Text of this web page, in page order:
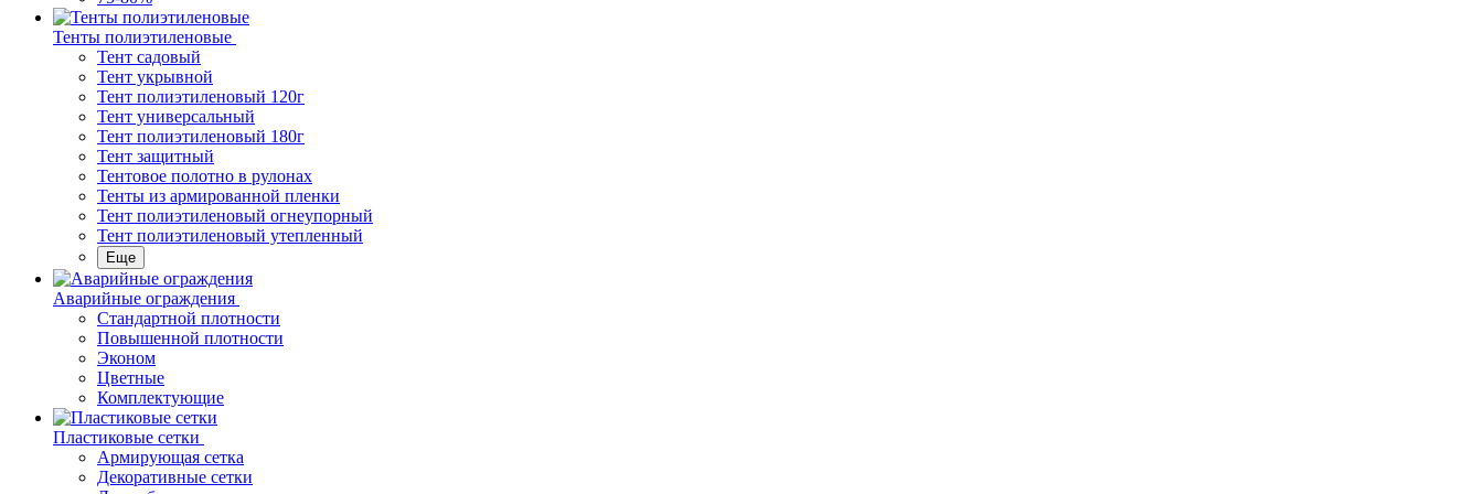
Тенты полиэтиленовые
Тент садовый
Тент укрывной
Тент полиэтиленовый 120г
Тент универсальный
Тент полиэтиленовый 180г
Тент защитный
Тентовое полотно в рулонах
Тенты из армированной пленки
Тент полиэтиленовый огнеупорный
Тент полиэтиленовый утепленный
Еще
Аварийные ограждения
Стандартной плотности
Повышенной плотности
Эконом
Цветные
Комплектующие
Пластиковые сетки
Армирующая сетка
Декоративные сетки